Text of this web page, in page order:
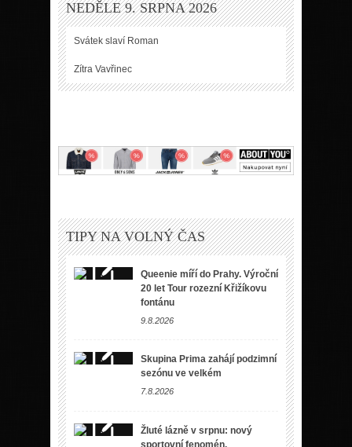
NEDĚLE 9. SRPNA 2026
Svátek slaví Roman
Zítra Vavřinec
TIPY NA VOLNÝ ČAS
Queenie míří do Prahy. Výroční
20 let Tour rozezní Křižíkovu
fontánu
9.8.2026
Skupina Prima zahájí podzimní
sezónu ve velkém
7.8.2026
Žluté lázně v srpnu: nový
sportovní fenomén,